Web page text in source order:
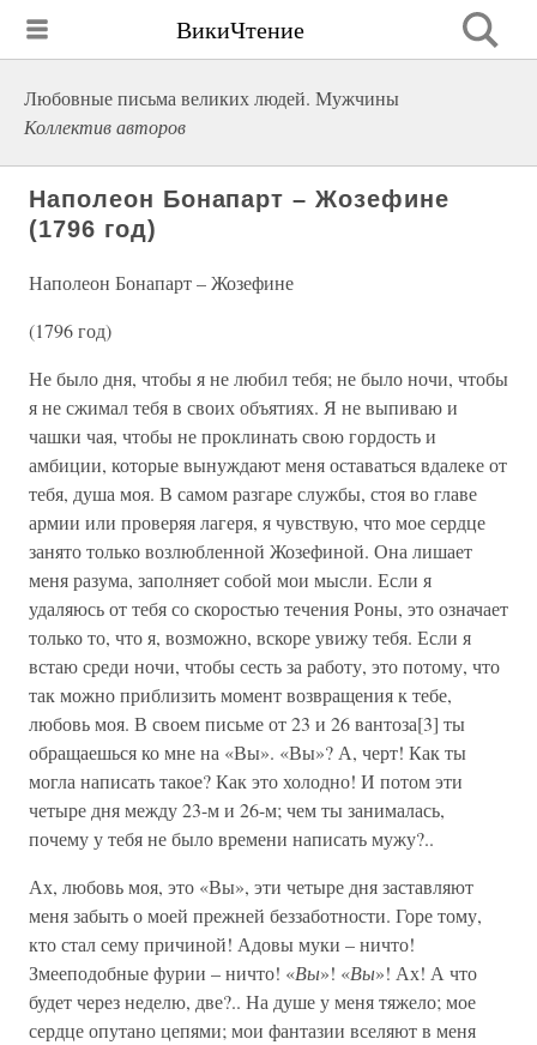
ВикиЧтение
Любовные письма великих людей. Мужчины
Коллектив авторов
Наполеон Бонапарт – Жозефине
(1796 год)
Наполеон Бонапарт – Жозефине
(1796 год)
Не было дня, чтобы я не любил тебя; не было ночи, чтобы
я не сжимал тебя в своих объятиях. Я не выпиваю и
чашки чая, чтобы не проклинать свою гордость и
амбиции, которые вынуждают меня оставаться вдалеке от
тебя, душа моя. В самом разгаре службы, стоя во главе
армии или проверяя лагеря, я чувствую, что мое сердце
занято только возлюбленной Жозефиной. Она лишает
меня разума, заполняет собой мои мысли. Если я
удаляюсь от тебя со скоростью течения Роны, это означает
только то, что я, возможно, вскоре увижу тебя. Если я
встаю среди ночи, чтобы сесть за работу, это потому, что
так можно приблизить момент возвращения к тебе,
любовь моя. В своем письме от 23 и 26 вантоза[3] ты
обращаешься ко мне на «Вы». «Вы»? А, черт! Как ты
могла написать такое? Как это холодно! И потом эти
четыре дня между 23-м и 26-м; чем ты занималась,
почему у тебя не было времени написать мужу?..
Ах, любовь моя, это «Вы», эти четыре дня заставляют
меня забыть о моей прежней беззаботности. Горе тому,
кто стал сему причиной! Адовы муки – ничто!
Змееподобные фурии – ничто! «Вы»! «Вы»! Ах! А что
будет через неделю, две?.. На душе у меня тяжело; мое
сердце опутано цепями; мои фантазии вселяют в меня